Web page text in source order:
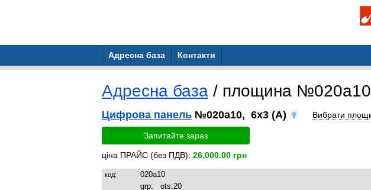
Адресна база Контакти
Адресна база / площина №020a10
Цифрова панель №020a10, 6x3 (A) Вибрати
Запитайте зараз
ціна ПРАЙС (без ПДВ): 26,000.00 грн
код:
020a10
grp:
ots:20